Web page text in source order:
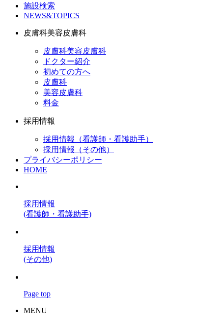
施設検索
NEWS&TOPICS
皮膚科美容皮膚科
皮膚科美容皮膚科
ドクター紹介
初めての方へ
皮膚科
美容皮膚科
料金
採用情報
採用情報（看護師・看護助手）
採用情報（その他）
プライバシーポリシー
HOME
採用情報
(看護師・看護助手)
採用情報
(その他)
Page top
MENU